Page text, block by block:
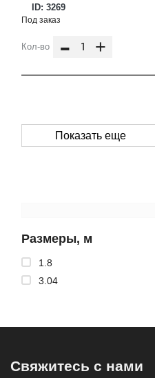
Размеры, м
1.8
3.04
ID: 3269
Под заказ
Кол-во - +
Показать еще
Свяжитесь с нами